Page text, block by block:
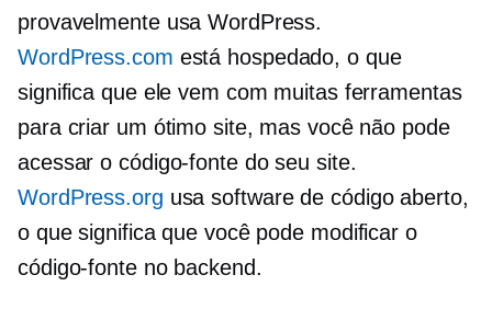
provavelmente usa WordPress.
WordPress.com está hospedado, o que
significa que ele vem com muitas ferramentas
para criar um ótimo site, mas você não pode
acessar o código-fonte do seu site.
WordPress.org usa software de código aberto,
o que significa que você pode modificar o
código-fonte no backend.